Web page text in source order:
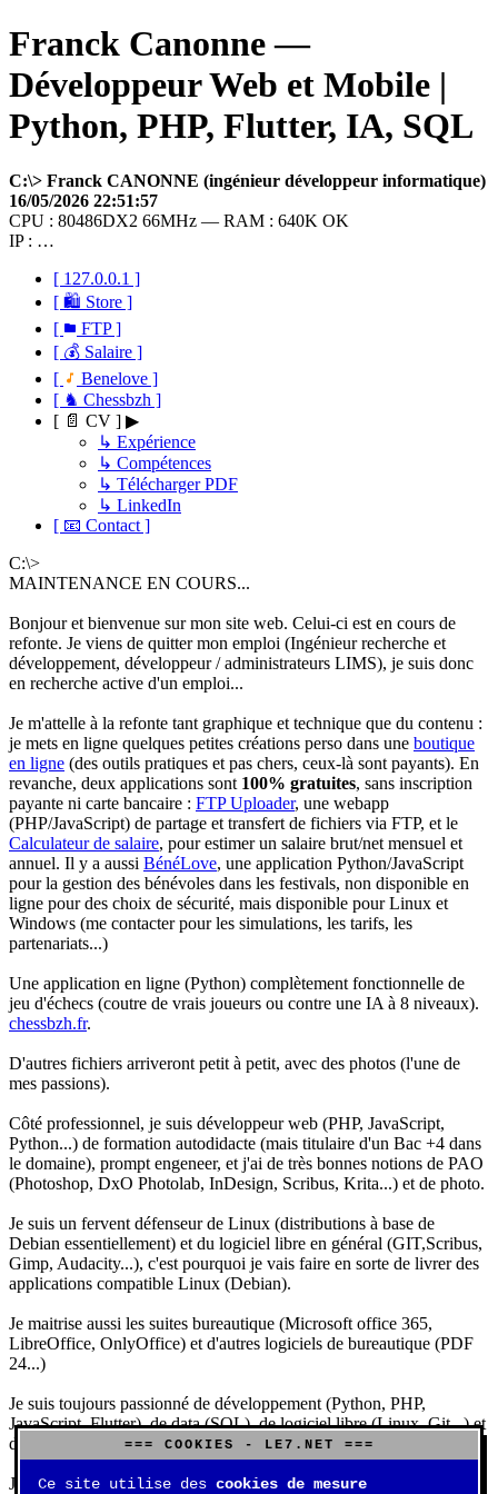
Franck Canonne —
Développeur Web et Mobile |
Python, PHP, Flutter, IA, SQL
C:\> Franck CANONNE (ingénieur développeur informatique)
16/05/2026 22:51:57
CPU : 80486DX2 66MHz — RAM : 640K OK
IP : …
[ 127.0.0.1 ]
[ 🛍 Store ]
[
FTP ]
[ 💰 Salaire ]
[
Benelove ]
[ ♞ Chessbzh ]
[ 📄 CV ] ▶
↳ Expérience
↳ Compétences
↳ Télécharger PDF
↳ LinkedIn
[ 📧 Contact ]
C:\>
MAINTENANCE EN COURS...
Bonjour et bienvenue sur mon site web. Celui-ci est en cours de
refonte. Je viens de quitter mon emploi (Ingénieur recherche et
développement, développeur / administrateurs LIMS), je suis donc
en recherche active d'un emploi...
Je m'attelle à la refonte tant graphique et technique que du contenu :
je mets en ligne quelques petites créations perso dans une boutique
en ligne (des outils pratiques et pas chers, ceux-là sont payants). En
revanche, deux applications sont 100% gratuites, sans inscription
payante ni carte bancaire : FTP Uploader, une webapp
(PHP/JavaScript) de partage et transfert de fichiers via FTP, et le
Calculateur de salaire, pour estimer un salaire brut/net mensuel et
annuel. Il y a aussi BénéLove, une application Python/JavaScript
pour la gestion des bénévoles dans les festivals, non disponible en
ligne pour des choix de sécurité, mais disponible pour Linux et
Windows (me contacter pour les simulations, les tarifs, les
partenariats...)
Une application en ligne (Python) complètement fonctionnelle de
jeu d'échecs (coutre de vrais joueurs ou contre une IA à 8 niveaux).
chessbzh.fr.
D'autres fichiers arriveront petit à petit, avec des photos (l'une de
mes passions).
Côté professionnel, je suis développeur web (PHP, JavaScript,
Python...) de formation autodidacte (mais titulaire d'un Bac +4 dans
le domaine), prompt engeneer, et j'ai de très bonnes notions de PAO
(Photoshop, DxO Photolab, InDesign, Scribus, Krita...) et de photo.
Je suis un fervent défenseur de Linux (distributions à base de
Debian essentiellement) et du logiciel libre en général (GIT,Scribus,
Gimp, Audacity...), c'est pourquoi je vais faire en sorte de livrer des
applications compatible Linux (Debian).
Je maitrise aussi les suites bureautique (Microsoft office 365,
LibreOffice, OnlyOffice) et d'autres logiciels de bureautique (PDF
24...)
Je suis toujours passionné de développement (Python, PHP,
JavaScript, Flutter), de data (SQL), de logiciel libre (Linux, Git...) et
d'IA (principalement Claude et DeepSeek).
J'aime jouer, surtout aux jeux de sociétés (Risk, Uno, Scrabble...),
=== COOKIES - LE7.NET ===
Ce site utilise des cookies de mesure